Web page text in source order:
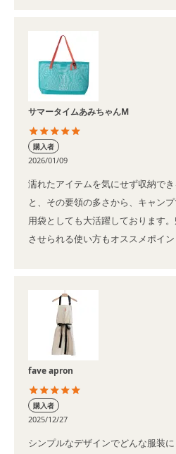
サマータイムあみちゃんM
購入者
2026/01/09
濡れたアイテムを気にせず収納で
と、その要領の多さから、キャン
用袋としても大活躍しております
させられる使い方もオススメポイン
fave apron
購入者
2025/12/27
シンプルなデザインでどんな服装